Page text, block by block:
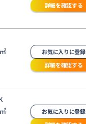
詳細を確認する
お気に入りに登録
詳細を確認する
お気に入りに登録